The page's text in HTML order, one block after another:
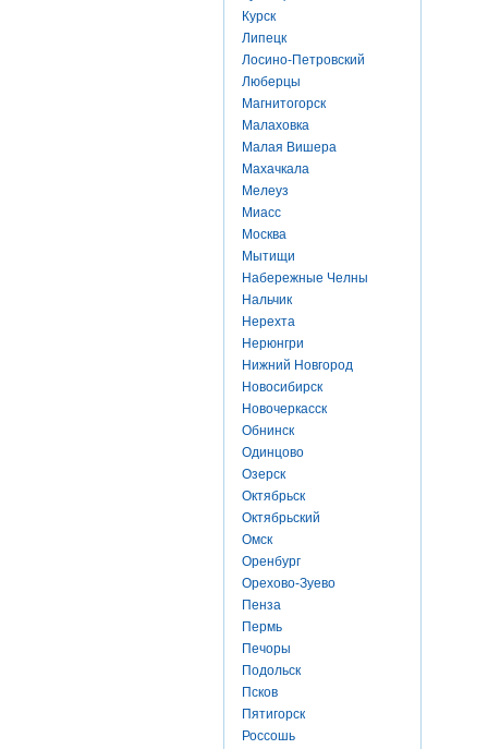
Курск
Липецк
Лосино-Петровский
Люберцы
Магнитогорск
Малаховка
Малая Вишера
Махачкала
Мелеуз
Миасс
Москва
Мытищи
Набережные Челны
Нальчик
Нерехта
Нерюнгри
Нижний Новгород
Новосибирск
Новочеркасск
Обнинск
Одинцово
Озерск
Октябрьск
Октябрьский
Омск
Оренбург
Орехово-Зуево
Пенза
Пермь
Печоры
Подольск
Псков
Пятигорск
Россошь